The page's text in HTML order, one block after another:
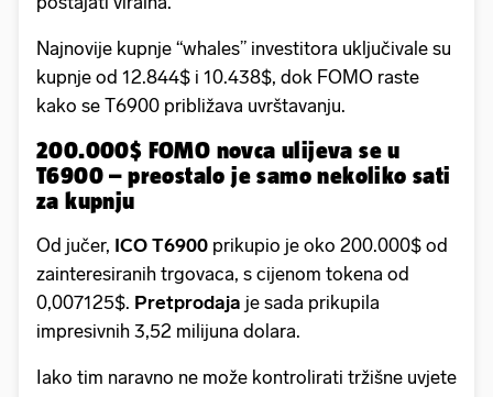
Najnovije kupnje “whales” investitora uključivale su
kupnje od 12.844$ i 10.438$, dok FOMO raste
kako se T6900 približava uvrštavanju.
200.000$ FOMO novca ulijeva se u
T6900 – preostalo je samo nekoliko sati
za kupnju
Od jučer, ICO T6900 prikupio je oko 200.000$ od
zainteresiranih trgovaca, s cijenom tokena od
0,007125$. Pretprodaja je sada prikupila
impresivnih 3,52 milijuna dolara.
Iako tim naravno ne može kontrolirati tržišne uvjete